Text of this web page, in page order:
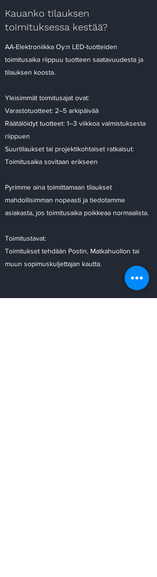
Kauanko tilauksen
toimituksessa kestää?
AA-Elektroniikka Oy:n LED-tuotteiden
toimitusaika riippuu tuotteen saatavuudesta ja
tilauksen koosta.
Yleisimmät toimitusajat ovat:
Varastotuotteet: 2–5 arkipäivää
Räätälöidyt tuotteet: 1–3 viikkoa valmistuksesta
riippuen
Suurtilaukset tai projektikohtaiset ratkaisut:
Toimitusaika sovitaan erikseen
Pyrimme aina toimittamaan tilaukset
mahdollisimman nopeasti ja tiedotamme
asiakasta, jos toimitusaika poikkeaa normaalista.
Toimitustavat:
Toimitukset tehdään Postin, Matkahuollon tai
muun sopimuskuljettajan kautta.